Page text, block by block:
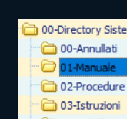
Blog
Webinar